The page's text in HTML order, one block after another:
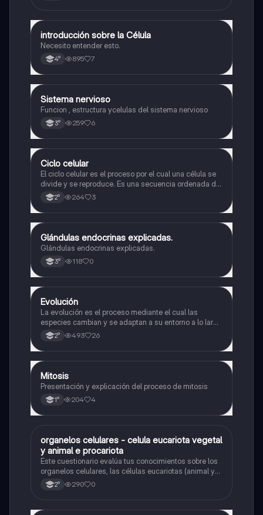
Biología
introducción sobre la Célula
Necesito entender esto.
4° 895 7
Biología
Sistema nervioso
Funcion , estructura ycelulas del sistema nervioso
3° 259 6
Biología
Ciclo celular
El ciclo celular es el proceso por el cual una célula se
divide y se reproduce. Es una secuencia ordenada de
eventos que permiten la replicación del material
genético y la formación de dos células hijas idénticas
2° 264 3
Biología
Glándulas endocrinas explicadas.
Glándulas endocrinas explicadas.
3° 118 0
Biología
Evolución
La evolución es el proceso mediante el cual las
especies cambian y se adaptan a su entorno a lo largo
del tiempo.
2° 493 26
Biología
Mitosis
Presentación y explicación del proceso de mitosis
1° 204 4
OBiología
organelos celulares - celula eucariota vegetal
y animal e procariota
Este cuestionario evalúa tus conocimientos sobre los
organelos celulares, las células eucariotas (animal y
vegetal) y las células procariotas.
2° 290 0